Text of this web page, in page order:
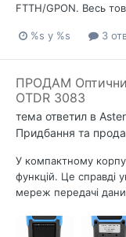
FTTH/GPON. Весь
%s у %s 3
ПРОДАМ
OTDR 3083
тема ответил в
Придбання та
У компактному
функцій. Це справді
мереж передачі